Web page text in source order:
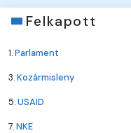
Felkapott
1.Parlament
3.Kozármisleny
5.USAID
7.NKE